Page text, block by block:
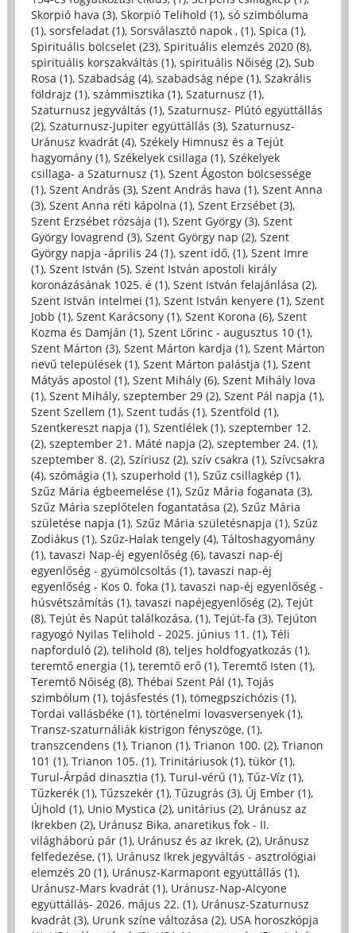
Skorpió hava (3), Skorpió Telihold (1), só szimbóluma
(1), sorsfeladat (1), Sorsválasztó napok , (1), Spica (1),
Spirituális bölcselet (23), Spirituális elemzés 2020 (8),
spirituális korszakváltás (1), spirituális Nőiség (2), Sub
Rosa (1), Szabadság (4), szabadság népe (1), Szakrális
földrajz (1), számmisztika (1), Szaturnusz (1),
Szaturnusz jegyváltás (1), Szaturnusz- Plútó együttállás
(2), Szaturnusz-Jupiter együttállás (3), Szaturnusz-
Uránusz kvadrát (4), Székely Himnusz és a Tejút
hagyomány (1), Székelyek csillaga (1), Székelyek
csillaga- a Szaturnusz (1), Szent Ágoston bölcsessége
(1), Szent András (3), Szent András hava (1), Szent Anna
(3), Szent Anna réti kápolna (1), Szent Erzsébet (3),
Szent Erzsébet rózsája (1), Szent György (3), Szent
György lovagrend (3), Szent György nap (2), Szent
György napja -április 24 (1), szent idő, (1), Szent Imre
(1), Szent István (5), Szent István apostoli király
koronázásának 1025. é (1), Szent István felajánlása (2),
Szent István intelmei (1), Szent István kenyere (1), Szent
Jobb (1), Szent Karácsony (1), Szent Korona (6), Szent
Kozma és Damján (1), Szent Lőrinc - augusztus 10 (1),
Szent Márton (3), Szent Márton kardja (1), Szent Márton
nevű települések (1), Szent Márton palástja (1), Szent
Mátyás apostol (1), Szent Mihály (6), Szent Mihály lova
(1), Szent Mihály, szeptember 29 (2), Szent Pál napja (1),
Szent Szellem (1), Szent tudás (1), Szentföld (1),
Szentkereszt napja (1), Szentlélek (1), szeptember 12.
(2), szeptember 21. Máté napja (2), szeptember 24. (1),
szeptember 8. (2), Szíriusz (2), szív csakra (1), Szívcsakra
(4), szómágia (1), szuperhold (1), Szűz csillagkép (1),
Szűz Mária égbeemelése (1), Szűz Mária foganata (3),
Szűz Mária szeplőtelen fogantatása (2), Szűz Mária
születése napja (1), Szűz Mária születésnapja (1), Szűz
Zodiákus (1), Szűz-Halak tengely (4), Táltoshagyomány
(1), tavaszi Nap-éj egyenlőség (6), tavaszi nap-éj
egyenlőség - gyümölcsoltás (1), tavaszi nap-éj
egyenlőség - Kos 0. foka (1), tavaszi nap-éj egyenlőség -
húsvétszámítás (1), tavaszi napéjegyenlőség (2), Tejút
(8), Tejút és Napút találkozása, (1), Tejút-fa (3), Tejúton
ragyogó Nyilas Telihold - 2025. június 11. (1), Téli
napforduló (2), telihold (8), teljes holdfogyatkozás (1),
teremtő energia (1), teremtő erő (1), Teremtő Isten (1),
Teremtő Nőiség (8), Thébai Szent Pál (1), Tojás
szimbólum (1), tojásfestés (1), tömegpszichózis (1),
Tordai vallásbéke (1), történelmi lovasversenyek (1),
Transz-szaturnáliák kistrigon fényszöge, (1),
transzcendens (1), Trianon (1), Trianon 100. (2), Trianon
101 (1), Trianon 105. (1), Trinitáriusok (1), tükör (1),
Turul-Árpád dinasztia (1), Turul-vérű (1), Tűz-Víz (1),
Tűzkerék (1), Tűzszekér (1), Tűzugrás (3), Új Ember (1),
Újhold (1), Unio Mystica (2), unitárius (2), Uránusz az
Ikrekben (2), Uránusz Bika, anaretikus fok - II.
világháború pár (1), Uránusz és az Ikrek, (2), Uránusz
felfedezése, (1), Uránusz Ikrek jegyváltás - asztrológiai
elemzés 20 (1), Uránusz-Karmapont együttállás (1),
Uránusz-Mars kvadrát (1), Uránusz-Nap-Alcyone
együttállás- 2026. május 22. (1), Uránusz-Szaturnusz
kvadrát (3), Urunk színe változása (2), USA horoszkópja